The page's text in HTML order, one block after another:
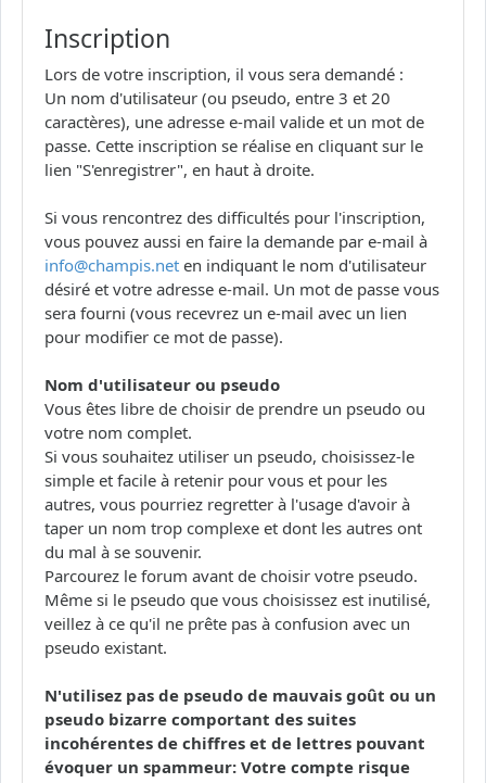
Inscription
Lors de votre inscription, il vous sera demandé :
Un nom d'utilisateur (ou pseudo, entre 3 et 20
caractères), une adresse e-mail valide et un mot de
passe. Cette inscription se réalise en cliquant sur le
lien "S'enregistrer", en haut à droite.
Si vous rencontrez des difficultés pour l'inscription,
vous pouvez aussi en faire la demande par e-mail à
info@champis.net en indiquant le nom d'utilisateur
désiré et votre adresse e-mail. Un mot de passe vous
sera fourni (vous recevrez un e-mail avec un lien
pour modifier ce mot de passe).
Nom d'utilisateur ou pseudo
Vous êtes libre de choisir de prendre un pseudo ou
votre nom complet.
Si vous souhaitez utiliser un pseudo, choisissez-le
simple et facile à retenir pour vous et pour les
autres, vous pourriez regretter à l'usage d'avoir à
taper un nom trop complexe et dont les autres ont
du mal à se souvenir.
Parcourez le forum avant de choisir votre pseudo.
Même si le pseudo que vous choisissez est inutilisé,
veillez à ce qu'il ne prête pas à confusion avec un
pseudo existant.
N'utilisez pas de pseudo de mauvais goût ou un
pseudo bizarre comportant des suites
incohérentes de chiffres et de lettres pouvant
évoquer un spammeur: Votre compte risque